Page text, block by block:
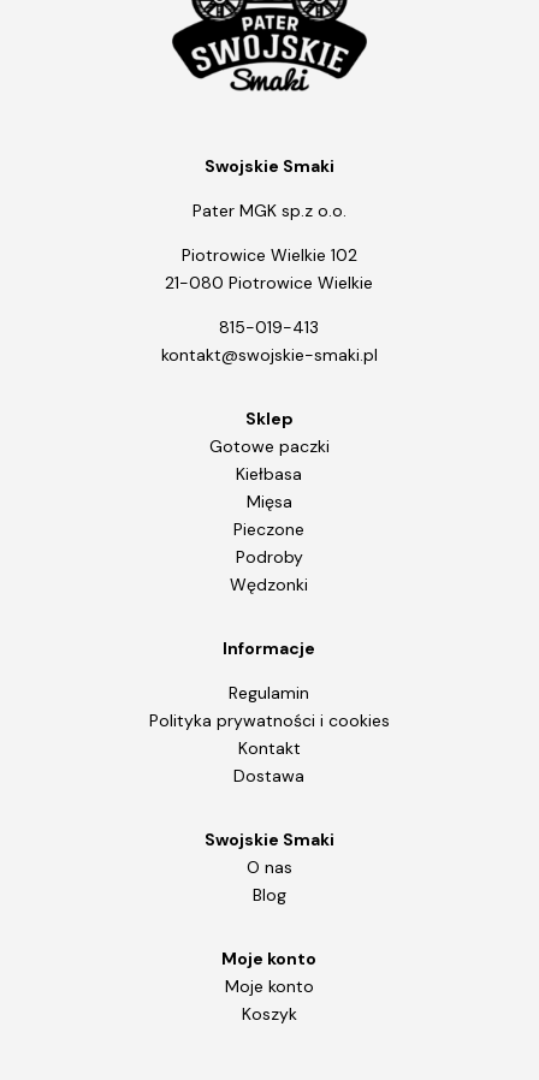
Swojskie Smaki
Pater MGK sp.z o.o.
Piotrowice Wielkie 102
21-080 Piotrowice Wielkie
815-019-413
kontakt@swojskie-smaki.pl
Sklep
Gotowe paczki
Kiełbasa
Mięsa
Pieczone
Podroby
Wędzonki
Informacje
Regulamin
Polityka prywatności i cookies
Kontakt
Dostawa
Swojskie Smaki
O nas
Blog
Moje konto
Moje konto
Koszyk